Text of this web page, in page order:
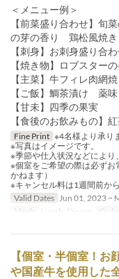
＜メニュー例＞
【前菜盛り合わせ】
の芽の香り 鶏松風焼
【刺身】お刺身盛り合
【焼き物】ロブスター
【主菜】牛フィレ肉
【ご飯】鯛茶漬け 薬
【甘未】四季の果実
【食後のお飲みもの】
Fine Print ※4名様より承り
※写真はイメージです。
※季節や仕入状況などにより
※個室をご希望の際は必ず
かねます）
※キャンセル料は1週間前か
Valid Dates Jun 01, 2023 ~
Meals
Lunch, Dinner
【個室・半個室！
や国産牛を使用した